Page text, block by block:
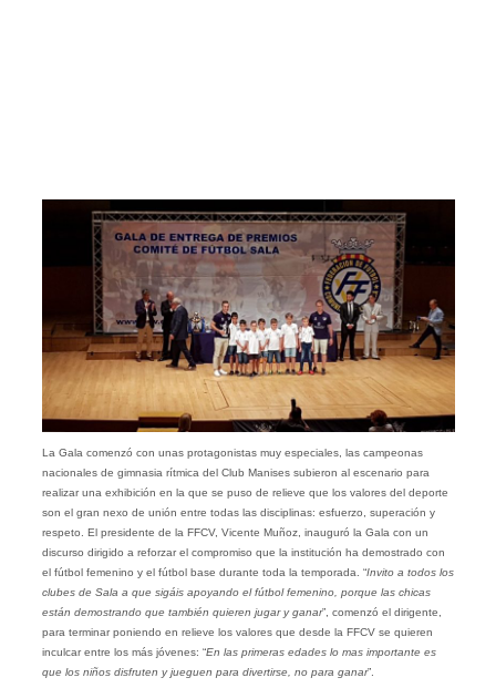
La Gala comenzó con unas protagonistas muy especiales, las campeonas
nacionales de gimnasia rítmica del Club Manises subieron al escenario para
realizar una exhibición en la que se puso de relieve que los valores del deporte
son el gran nexo de unión entre todas las disciplinas: esfuerzo, superación y
respeto. El presidente de la FFCV, Vicente Muñoz, inauguró la Gala con un
discurso dirigido a reforzar el compromiso que la institución ha demostrado con
el fútbol femenino y el fútbol base durante toda la temporada. “Invito a todos los
clubes de Sala a que sigáis apoyando el fútbol femenino, porque las chicas
están demostrando que también quieren jugar y ganar”, comenzó el dirigente,
para terminar poniendo en relieve los valores que desde la FFCV se quieren
inculcar entre los más jóvenes: “En las primeras edades lo mas importante es
que los niños disfruten y jueguen para divertirse, no para ganar”.